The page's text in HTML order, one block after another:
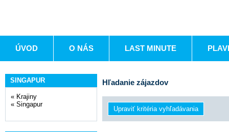
ÚVOD O NÁS LAST MINUTE
SINGAPUR
« Krajiny
« Singapur
Hľadanie zájazdov